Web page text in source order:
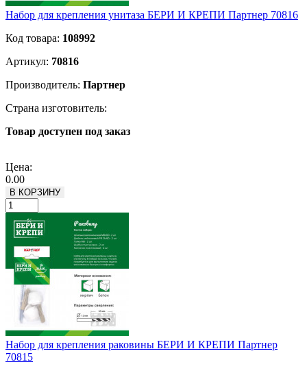
Набор для крепления унитаза БЕРИ И КРЕПИ Партнер 70816
Код товара: 108992
Артикул: 70816
Производитель: Партнер
Страна изготовитель:
Товар доступен под заказ
Цена:
0.00
В КОРЗИНУ
Набор для крепления раковины БЕРИ И КРЕПИ Партнер
70815